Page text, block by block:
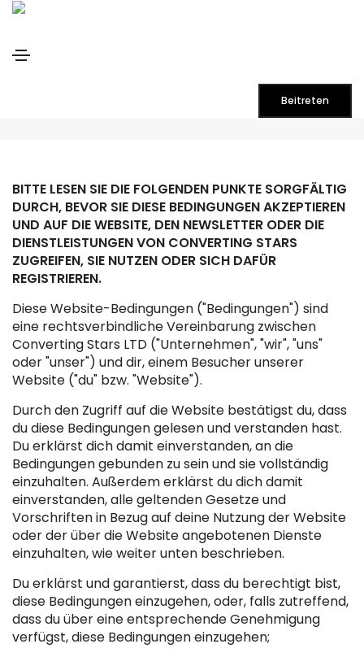
Beitreten
BEDINGUNGEN UND KONDITIONEN
BITTE LESEN SIE DIE FOLGENDEN PUNKTE SORGFÄLTIG
DURCH, BEVOR SIE DIESE BEDINGUNGEN AKZEPTIEREN
UND AUF DIE WEBSITE, DEN NEWSLETTER ODER DIE
DIENSTLEISTUNGEN VON CONVERTING STARS
ZUGREIFEN, SIE NUTZEN ODER SICH DAFÜR
REGISTRIEREN.
Diese Website-Bedingungen ("Bedingungen") sind
eine rechtsverbindliche Vereinbarung zwischen
Converting Stars LTD ("Unternehmen", "wir", "uns"
oder "unser") und dir, einem Besucher unserer
Website ("du" bzw. "Website").
Durch den Zugriff auf die Website bestätigst du, dass
du diese Bedingungen gelesen und verstanden hast.
Du erklärst dich damit einverstanden, an die
Bedingungen gebunden zu sein und sie vollständig
einzuhalten. Außerdem erklärst du dich damit
einverstanden, alle geltenden Gesetze und
Vorschriften in Bezug auf deine Nutzung der Website
oder der über die Website angebotenen Dienste
einzuhalten, wie weiter unten beschrieben.
Du erklärst und garantierst, dass du berechtigt bist,
diese Bedingungen einzugehen, oder, falls zutreffend,
dass du über eine entsprechende Genehmigung
verfügst, diese Bedingungen einzugehen;